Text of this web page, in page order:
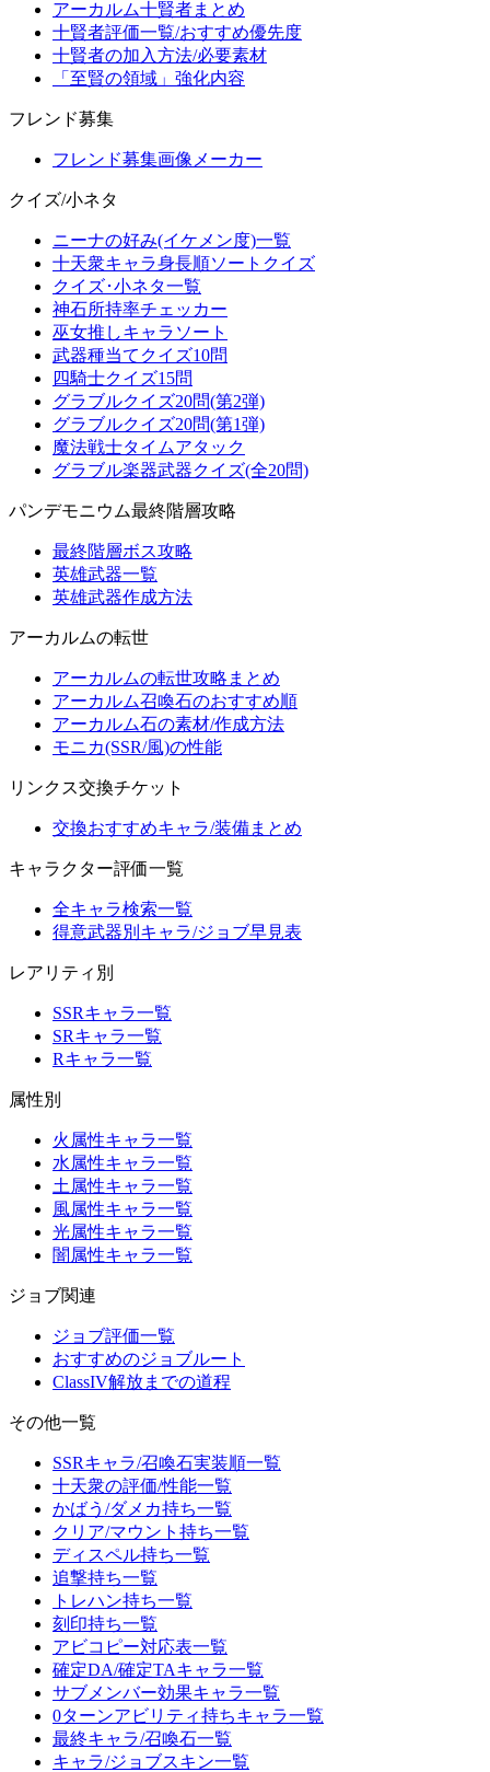
アーカルム十賢者まとめ
十賢者評価一覧/おすすめ優先度
十賢者の加入方法/必要素材
「至賢の領域」強化内容
フレンド募集
フレンド募集画像メーカー
クイズ/小ネタ
ニーナの好み(イケメン度)一覧
十天衆キャラ身長順ソートクイズ
クイズ･小ネタ一覧
神石所持率チェッカー
巫女推しキャラソート
武器種当てクイズ10問
四騎士クイズ15問
グラブルクイズ20問(第2弾)
グラブルクイズ20問(第1弾)
魔法戦士タイムアタック
グラブル楽器武器クイズ(全20問)
パンデモニウム最終階層攻略
最終階層ボス攻略
英雄武器一覧
英雄武器作成方法
アーカルムの転世
アーカルムの転世攻略まとめ
アーカルム召喚石のおすすめ順
アーカルム石の素材/作成方法
モニカ(SSR/風)の性能
リンクス交換チケット
交換おすすめキャラ/装備まとめ
キャラクター評価一覧
全キャラ検索一覧
得意武器別キャラ/ジョブ早見表
レアリティ別
SSRキャラ一覧
SRキャラ一覧
Rキャラ一覧
属性別
火属性キャラ一覧
水属性キャラ一覧
土属性キャラ一覧
風属性キャラ一覧
光属性キャラ一覧
闇属性キャラ一覧
ジョブ関連
ジョブ評価一覧
おすすめのジョブルート
ClassIV解放までの道程
その他一覧
SSRキャラ/召喚石実装順一覧
十天衆の評価/性能一覧
かばう/ダメカ持ち一覧
クリア/マウント持ち一覧
ディスペル持ち一覧
追撃持ち一覧
トレハン持ち一覧
刻印持ち一覧
アビコピー対応表一覧
確定DA/確定TAキャラ一覧
サブメンバー効果キャラ一覧
0ターンアビリティ持ちキャラ一覧
最終キャラ/召喚石一覧
キャラ/ジョブスキン一覧